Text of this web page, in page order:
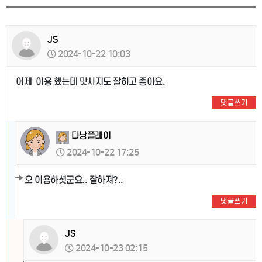
JS
2024-10-22 10:03
어제 이용 했는데 맛사지도 잘하고 좋아요.
댓글쓰기
다낭플레이
2024-10-22 17:25
오 이용하셧군요.. 잘하져?..
댓글쓰기
JS
2024-10-23 02:15